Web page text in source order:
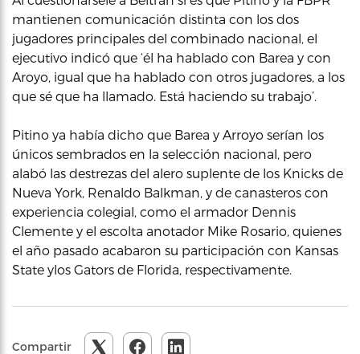
mantienen comunicación distinta con los dos
jugadores principales del combinado nacional, el
ejecutivo indicó que ‘él ha hablado con Barea y con
Aroyo, igual que ha hablado con otros jugadores, a los
que sé que ha llamado. Está haciendo su trabajo’.
Pitino ya había dicho que Barea y Arroyo serían los
únicos sembrados en la selección nacional, pero
alabó las destrezas del alero suplente de los Knicks de
Nueva York, Renaldo Balkman, y de canasteros con
experiencia colegial, como el armador Dennis
Clemente y el escolta anotador Mike Rosario, quienes
el año pasado acabaron su participación con Kansas
State ylos Gators de Florida, respectivamente.
Compartir